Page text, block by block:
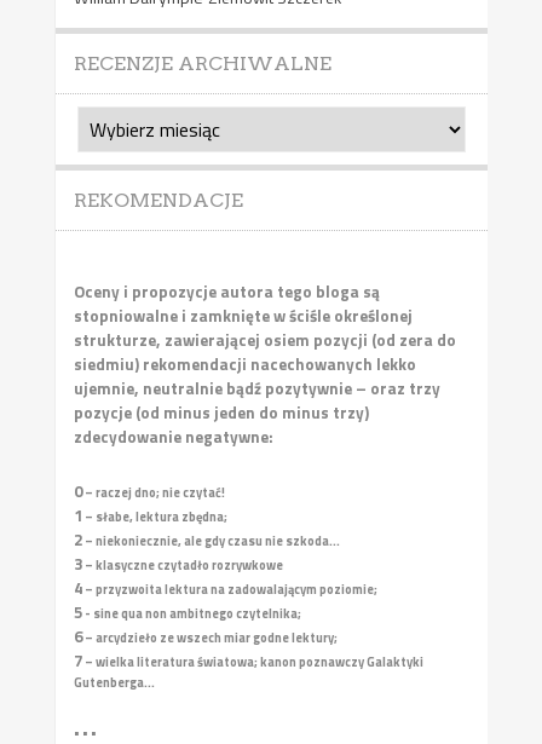
RECENZJE ARCHIWALNE
Recenzje
archiwalne
REKOMENDACJE
Oceny i propozycje autora tego bloga są
stopniowalne i zamknięte w ściśle określonej
strukturze, zawierającej osiem pozycji (od zera do
siedmiu) rekomendacji nacechowanych lekko
ujemnie, neutralnie bądź pozytywnie – oraz trzy
pozycje (od minus jeden do minus trzy)
zdecydowanie negatywne:
0– raczej dno; nie czytać!
1 – słabe, lektura zbędna;
2– niekoniecznie, ale gdy czasu nie szkoda...
3– klasyczne czytadło rozrywkowe
4– przyzwoita lektura na zadowalającym poziomie;
5- sine qua non ambitnego czytelnika;
6– arcydzieło ze wszech miar godne lektury;
7– wielka literatura światowa; kanon poznawczy Galaktyki
Gutenberga...
• • •